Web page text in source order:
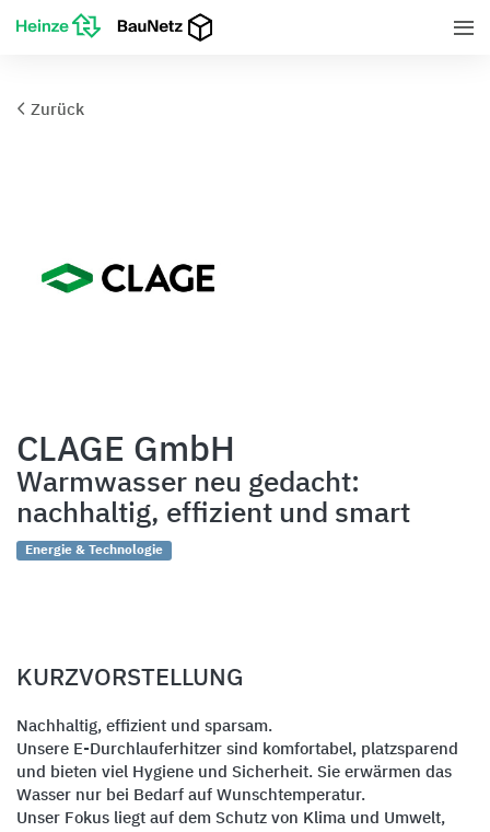
Zurück
CLAGE GmbH
Warmwasser neu gedacht:
nachhaltig, effizient und smart
Energie & Technologie
KURZVORSTELLUNG
Nachhaltig, effizient und sparsam.
Unsere E-Durchlauferhitzer sind komfortabel, platzsparend
und bieten viel Hygiene und Sicherheit. Sie erwärmen das
Wasser nur bei Bedarf auf Wunschtemperatur.
Unser Fokus liegt auf dem Schutz von Klima und Umwelt,